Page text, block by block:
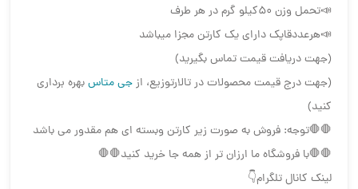
📣تحمل وزن ٥٠كيلو گرم در هر طرف
📣هرعددقاپك داراي يك كارتن مجزا ميباشد
(جهت دریافت قیمت تماس بگیرید)
(جهت درج قیمت محصولات در تالارتوزیع، ازجی متاسبهره برداری
کنید)
🛑🛑توجه: فروش به صورت زير كارتن وبسته اي هم مقدور مي باشد
🛑🛑با فروشگاه ما ارزان تر از همه جا خريد كنید🛑🛑
لینک کانال تلگرام👇